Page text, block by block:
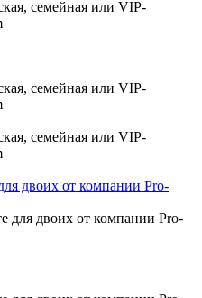
двоих от компании Pro-